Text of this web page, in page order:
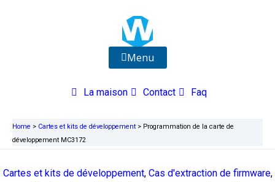
Menu
La maison Contact Faq
Home > Cartes et kits de développement > Programmation de la carte de
développement MC3172
Cartes et kits de développement, Cas d'extraction de firmware,